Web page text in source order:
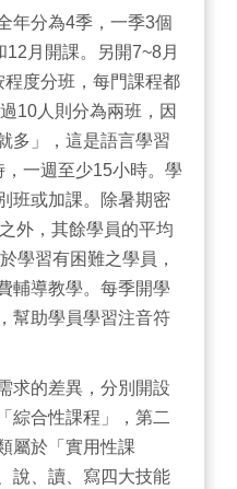
年分為4季，一季3個
月開課。另開7~8月
度分班，每門課程都
10人則分為兩班，因
多」，這是語言學習
一週至少15小時。學
班或加課。除暑期密
外，其餘學員的平均
學習有困難之學員，
輔導教學。每季開學
幫助學員學習注音符
求的差異，分別開設
綜合性課程」，第二
屬於「實用性課
說、讀、寫四大技能